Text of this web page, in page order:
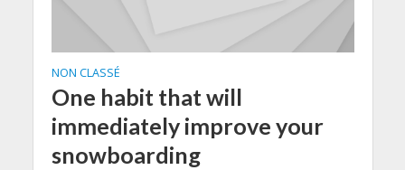
NON CLASSÉ
One habit that will
immediately improve your
snowboarding